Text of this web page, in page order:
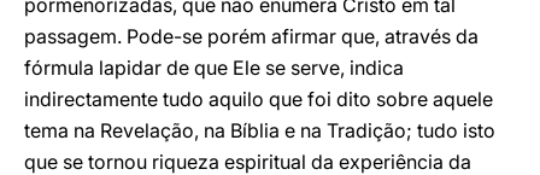
pormenorizadas, que não enumera Cristo em tal
passagem. Pode-se porém afirmar que, através da
fórmula lapidar de que Ele se serve, indica
indirectamente tudo aquilo que foi dito sobre aquele
tema na Revelação, na Bíblia e na Tradição; tudo isto
que se tornou riqueza espiritual da experiência da